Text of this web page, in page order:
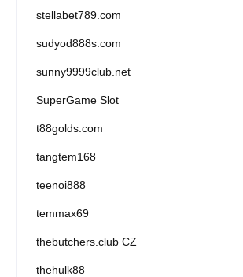
stellabet789.com
sudyod888s.com
sunny9999club.net
SuperGame Slot
t88golds.com
tangtem168
teenoi888
temmax69
thebutchers.club CZ
thehulk88